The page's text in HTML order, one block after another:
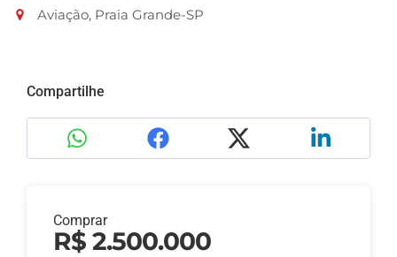
Aviação, Praia Grande-SP
Compartilhe
Comprar
R$ 2.500.000